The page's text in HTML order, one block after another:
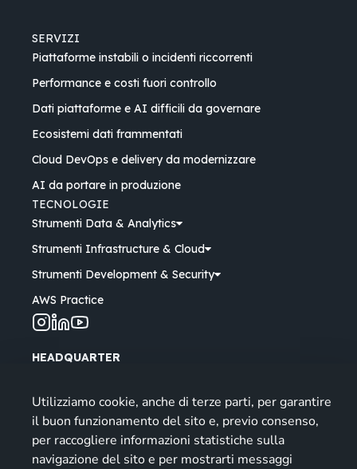
SERVIZI
Piattaforme instabili o incidenti riccorrenti
Performance e costi fuori controllo
Dati piattaforme e AI difficili da governare
Ecosistemi dati frammentati
Cloud DevOps e delivery da modernizzare
AI da portare in produzione
TECNOLOGIE
Strumenti Data & Analytics
Strumenti Infrastructure & Cloud
Strumenti Development & Security
AWS Practice
HEADQUARTER
Sede di Padova
Via Longhin, 53 - 35129 Padova (PD) Italy
Orari: lun-ven
| 9-13, 14-18
info@miriade.it
Utilizziamo cookie, anche di terze parti, per garantire
il buon funzionamento del sito e, previo consenso,
per raccogliere informazioni statistiche sulla
navigazione del sito e per mostrarti messaggi